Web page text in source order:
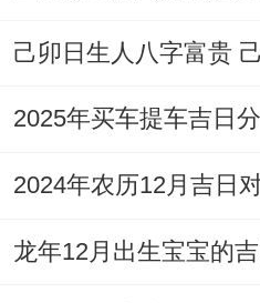
家、入宅、移徙、安
看吉时详情。
2026年9月12日| 星期
卸、修造、动土、进